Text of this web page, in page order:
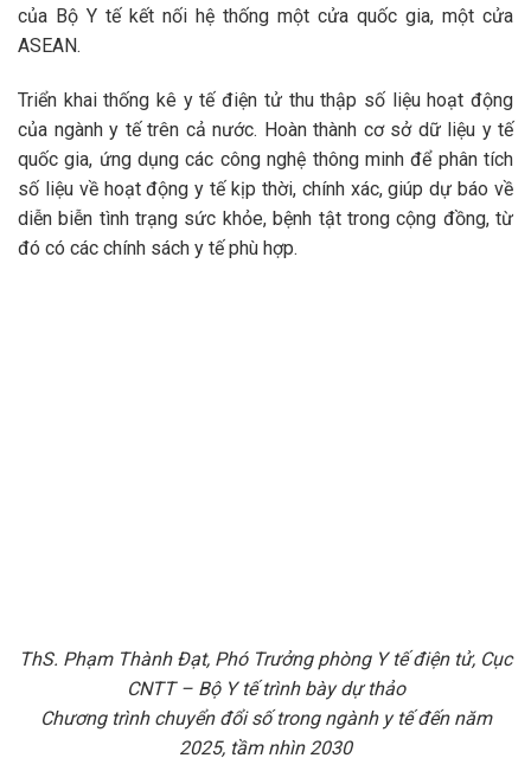
của Bộ Y tế kết nối hệ thống một cửa quốc gia, một cửa
ASEAN.
Triển khai thống kê y tế điện tử thu thập số liệu hoạt động
của ngành y tế trên cả nước. Hoàn thành cơ sở dữ liệu y tế
quốc gia, ứng dụng các công nghệ thông minh để phân tích
số liệu về hoạt động y tế kịp thời, chính xác, giúp dự báo về
diễn biễn tình trạng sức khỏe, bệnh tật trong cộng đồng, từ
đó có các chính sách y tế phù hợp.
ThS. Phạm Thành Đạt, Phó Trưởng phòng Y tế điện tử, Cục
CNTT – Bộ Y tế trình bày dự thảo
Chương trình chuyển đổi số trong ngành y tế đến năm
2025, tầm nhìn 2030